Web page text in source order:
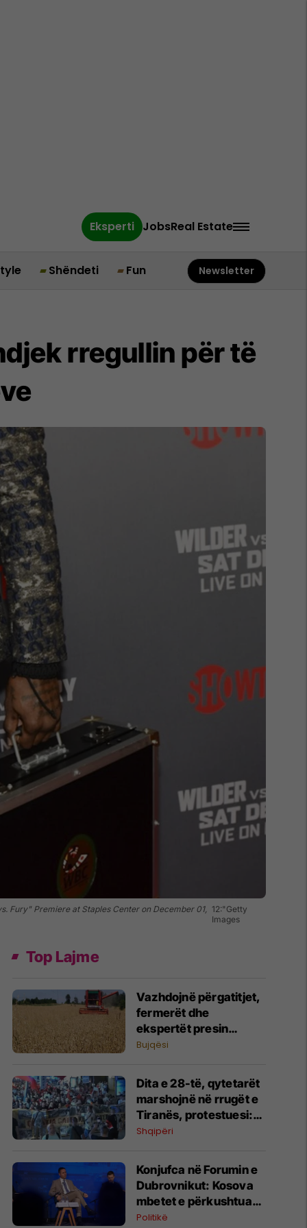
Eksperti JobsReal Estate
Shëndeti Fun Newsletter
rregullin për të
Fury" Premiere at Staples Center on December 01, 12:"Getty
Images
Top Lajme
Vazhdojnë përgatitjet,
fermerët dhe
ekspertët presin
rendimente të larta
Bujqësi
Dita e 28-të, qytetarët
marshojnë në rrugët e
Tiranës, protestuesi:
Do të krijojmë Kuvend
kandidatë potencialë
Shqipëri
Konjufca në Forumin e
Dubrovnikut: Kosova
mbetet e përkushtuar
ndaj integrimit
Politikë